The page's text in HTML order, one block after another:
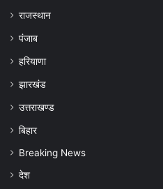
राजस्थान
पंजाब
हरियाणा
झारखंड
उत्तराखण्ड
बिहार
Breaking News
देश